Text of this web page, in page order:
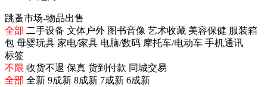
跳蚤市场-物品出售
全部 二手设备 文体户外 图书音像 艺术收藏 美容保健 服装箱
包 母婴玩具 家电/家具 电脑/数码 摩托车/电动车 手机通讯
标签
不限 收货不退 保真 货到付款 同城交易
全部 全新 9成新 8成新 7成新 6成新